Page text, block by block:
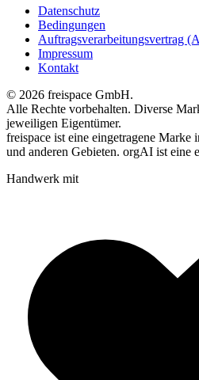
Datenschutz
Bedingungen
Auftragsverarbeitungsvertrag
Impressum
Kontakt
© 2026 freispace GmbH.
Alle Rechte vorbehalten. Diverse
jeweiligen Eigentümer.
freispace ist eine eingetragene Marke
und anderen Gebieten. orgAI ist eine
Handwerk mit